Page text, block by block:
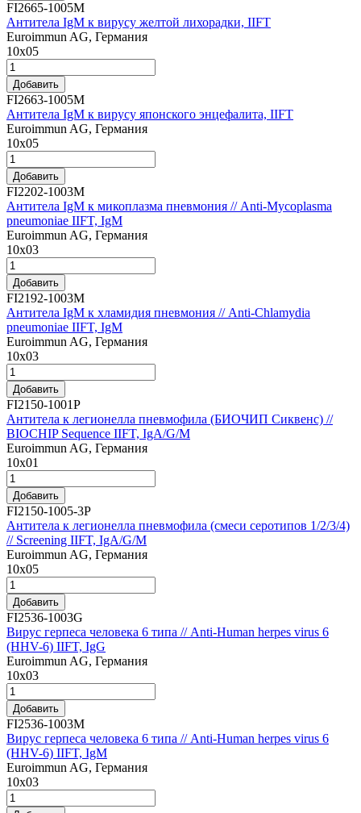
FI2665-1005M
Антитела IgM к вирусу желтой лихорадки, IIFT
Euroimmun AG, Германия
10х05
Добавить
FI2663-1005M
Антитела IgM к вирусу японского энцефалита, IIFT
Euroimmun AG, Германия
10х05
Добавить
FI2202-1003M
Антитела IgM к микоплазма пневмония // Anti-Mycoplasma
pneumoniae IIFT, IgM
Euroimmun AG, Германия
10х03
Добавить
FI2192-1003M
Антитела IgM к хламидия пневмония // Anti-Chlamydia
pneumoniae IIFT, IgM
Euroimmun AG, Германия
10x03
Добавить
FI2150-1001P
Антитела к легионелла пневмофила (БИОЧИП Сиквенс) //
BIOCHIP Sequence IIFT, IgA/G/M
Euroimmun AG, Германия
10х01
Добавить
FI2150-1005-3P
Антитела к легионелла пневмофила (смеси серотипов 1/2/3/4)
// Screening IIFT, IgA/G/M
Euroimmun AG, Германия
10х05
Добавить
FI2536-1003G
Вирус герпеса человека 6 типа // Anti-Human herpes virus 6
(HHV-6) IIFT, IgG
Euroimmun AG, Германия
10х03
Добавить
FI2536-1003M
Вирус герпеса человека 6 типа // Anti-Human herpes virus 6
(HHV-6) IIFT, IgM
Euroimmun AG, Германия
10х03